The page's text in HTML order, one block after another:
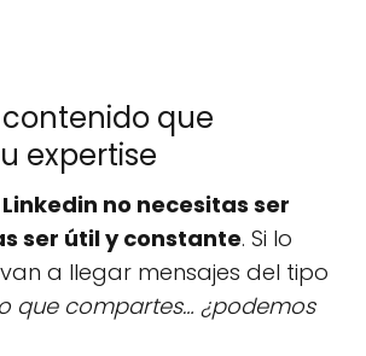
que
expertise
no necesitas ser
ser útil y constante. Si lo
a llegar mensajes del tipo
que compartes… ¿podemos